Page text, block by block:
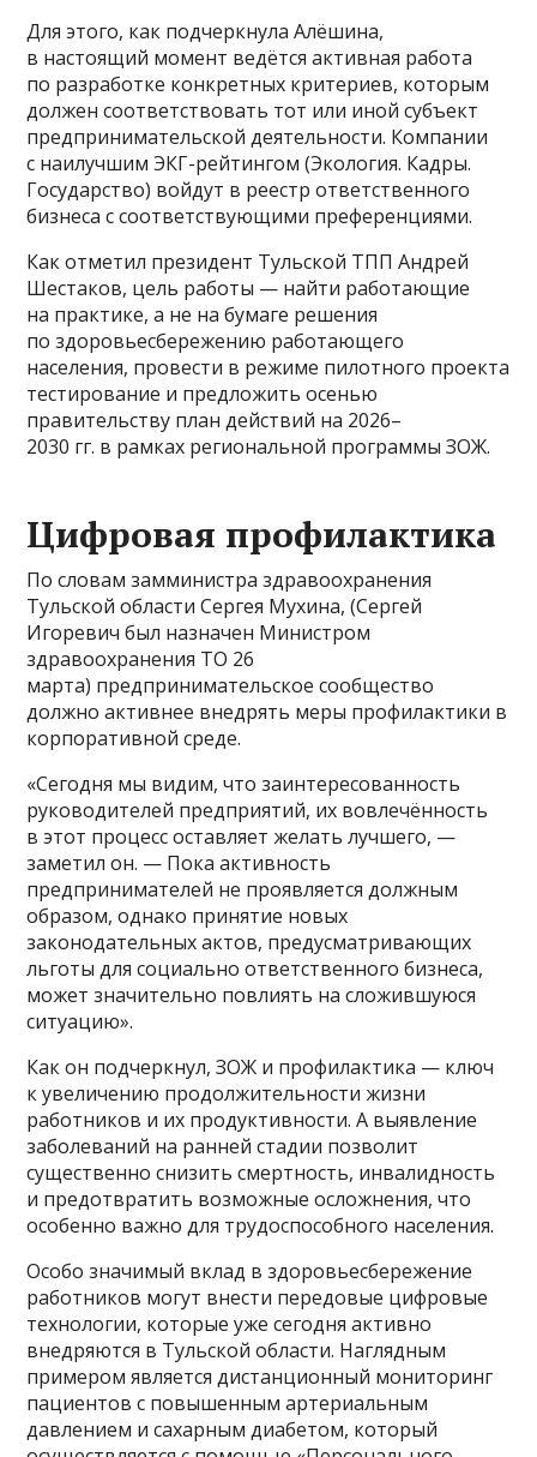
Для этого, как подчеркнула Алёшина,
в настоящий момент ведётся активная работа
по разработке конкретных критериев, которым
должен соответствовать тот или иной субъект
предпринимательской деятельности. Компании
с наилучшим ЭКГ-рейтингом (Экология. Кадры.
Государство) войдут в реестр ответственного
бизнеса с соответствующими преференциями.
Как отметил президент Тульской ТПП Андрей
Шестаков, цель работы — найти работающие
на практике, а не на бумаге решения
по здоровьесбережению работающего
населения, провести в режиме пилотного проекта
тестирование и предложить осенью
правительству план действий на 2026–
2030 гг. в рамках региональной программы ЗОЖ.
Цифровая профилактика
По словам замминистра здравоохранения
Тульской области Сергея Мухина, (Сергей
Игоревич был назначен Министром
здравоохранения ТО 26
марта) предпринимательское сообщество
должно активнее внедрять меры профилактики в
корпоративной среде.
«Сегодня мы видим, что заинтересованность
руководителей предприятий, их вовлечённость
в этот процесс оставляет желать лучшего, —
заметил он. — Пока активность
предпринимателей не проявляется должным
образом, однако принятие новых
законодательных актов, предусматривающих
льготы для социально ответственного бизнеса,
может значительно повлиять на сложившуюся
ситуацию».
Как он подчеркнул, ЗОЖ и профилактика — ключ
к увеличению продолжительности жизни
работников и их продуктивности. А выявление
заболеваний на ранней стадии позволит
существенно снизить смертность, инвалидность
и предотвратить возможные осложнения, что
особенно важно для трудоспособного населения.
Особо значимый вклад в здоровьесбережение
работников могут внести передовые цифровые
технологии, которые уже сегодня активно
внедряются в Тульской области. Наглядным
примером является дистанционный мониторинг
пациентов с повышенным артериальным
давлением и сахарным диабетом, который